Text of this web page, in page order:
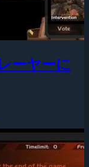
ーヤーに